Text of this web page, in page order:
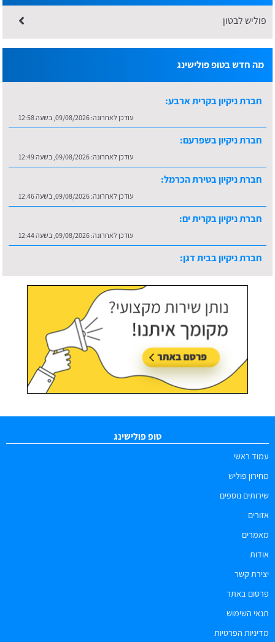
פוליש לבטון
מה חדש בטופ פולישינג
חברת ניקיון בקרית ארבע:
עודכן לאחרונה: 09/08/2026, בשעה 12:58
חברת ניקיון בשפרעם:
עודכן לאחרונה: 09/08/2026, בשעה 12:49
חברת ניקיון בטירת הכרמל:
עודכן לאחרונה: 09/08/2026, בשעה 12:46
חברת ניקיון בקרית ים:
עודכן לאחרונה: 09/08/2026, בשעה 12:44
חברת ניקיון בבית דגן:
עודכן לאחרונה:09/08/2026, בשעה 13:06
טופ פולישינג
עמוד ראשי
מחירון פוליש
שירותים נוספים
אזורים
מאמרים
אודות
יצירת קשר
פרסום באתר
תנאי השימוש
מדיניות הפרטיות